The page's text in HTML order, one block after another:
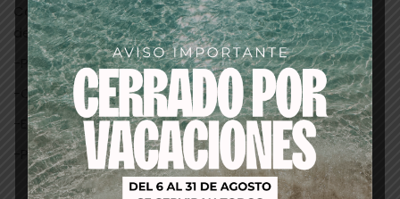
Contiene: 1 juego de cuchillas 1mm STAR BLADE, cepillo
de limpieza y aceite.
-Potencia 45W máx.
-Cable de 3 metros.
-Excéntrica, 2400/3000 rpm, 2 niveles de potencia.
-Peso 520 grs.